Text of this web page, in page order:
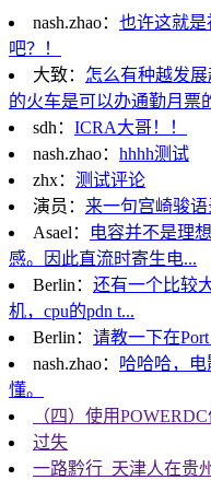
nash.zhao： 也许这就
吧？！
大致： 怎么有种越发
的火车是可以办通勤月票
sdh： ICRA大哥！！
nash.zhao： hhhh测试
zhx： 测试评论
演员： 来一句宫崎骏语
Asael：
电容并不是理
感。因此直流时寄生电...
Berlin： 还有一个比较
机，cpu的pdn t...
Berlin： 请教一下在Port
nash.zhao： 哈哈哈，
懂。
（四）使用
过失
一路黔行_天津人在贵